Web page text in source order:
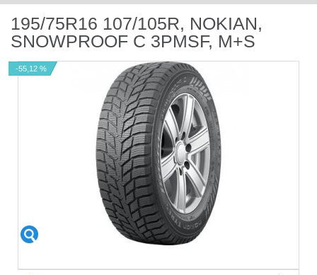
195/75R16 107/105R, NOKIAN,
SNOWPROOF C 3PMSF, M+S
-55,12 %